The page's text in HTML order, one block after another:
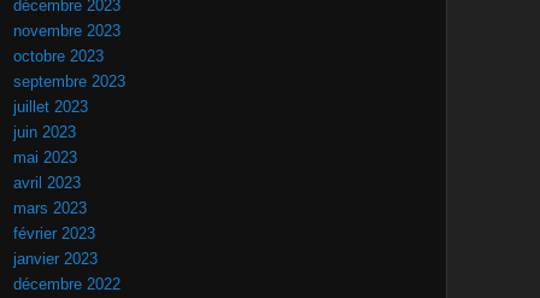
décembre 2023
novembre 2023
octobre 2023
septembre 2023
juillet 2023
juin 2023
mai 2023
avril 2023
mars 2023
février 2023
janvier 2023
décembre 2022